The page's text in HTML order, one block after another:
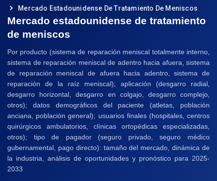
Mercado Estadounidense De Tratamiento De Meniscos
Mercado estadounidense de tratamiento
de meniscos
Por producto (sistema de reparación meniscal totalmente interno,
sistema de reparación meniscal de adentro hacia afuera, sistema
de reparación meniscal de afuera hacia adentro, sistema de
reparación de la raíz meniscal); aplicación (desgarro radial,
desgarro horizontal, desgarro en colgajo, desgarro complejo,
otros); datos demográficos del paciente (atletas, población
anciana, población general); usuarios finales (hospitales, centros
quirúrgicos ambulatorios, clínicas ortopédicas especializadas,
otros); tipo de pagador (seguro privado, seguro médico
gubernamental, pago directo): tamaño del mercado, dinámica de
la industria, análisis de oportunidades y pronóstico para 2025-
2033